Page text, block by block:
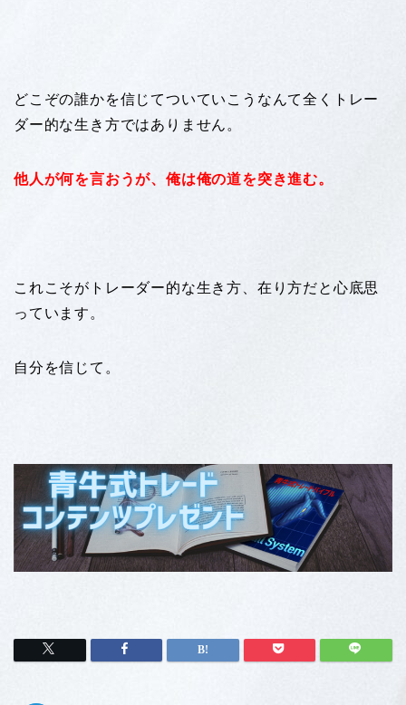
どこぞの誰かを信じてついていこうなんて全くトレー
ダー的な生き方ではありません。
他人が何を言おうが、俺は俺の道を突き進む。
これこそがトレーダー的な生き方、在り方だと心底思
っています。
自分を信じて。